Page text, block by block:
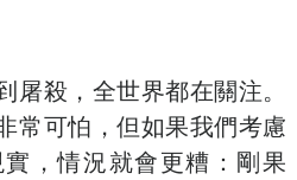
屠殺，全世界都在關注。
常可怕，但如果我們考慮
，情況就會更糟：剛果